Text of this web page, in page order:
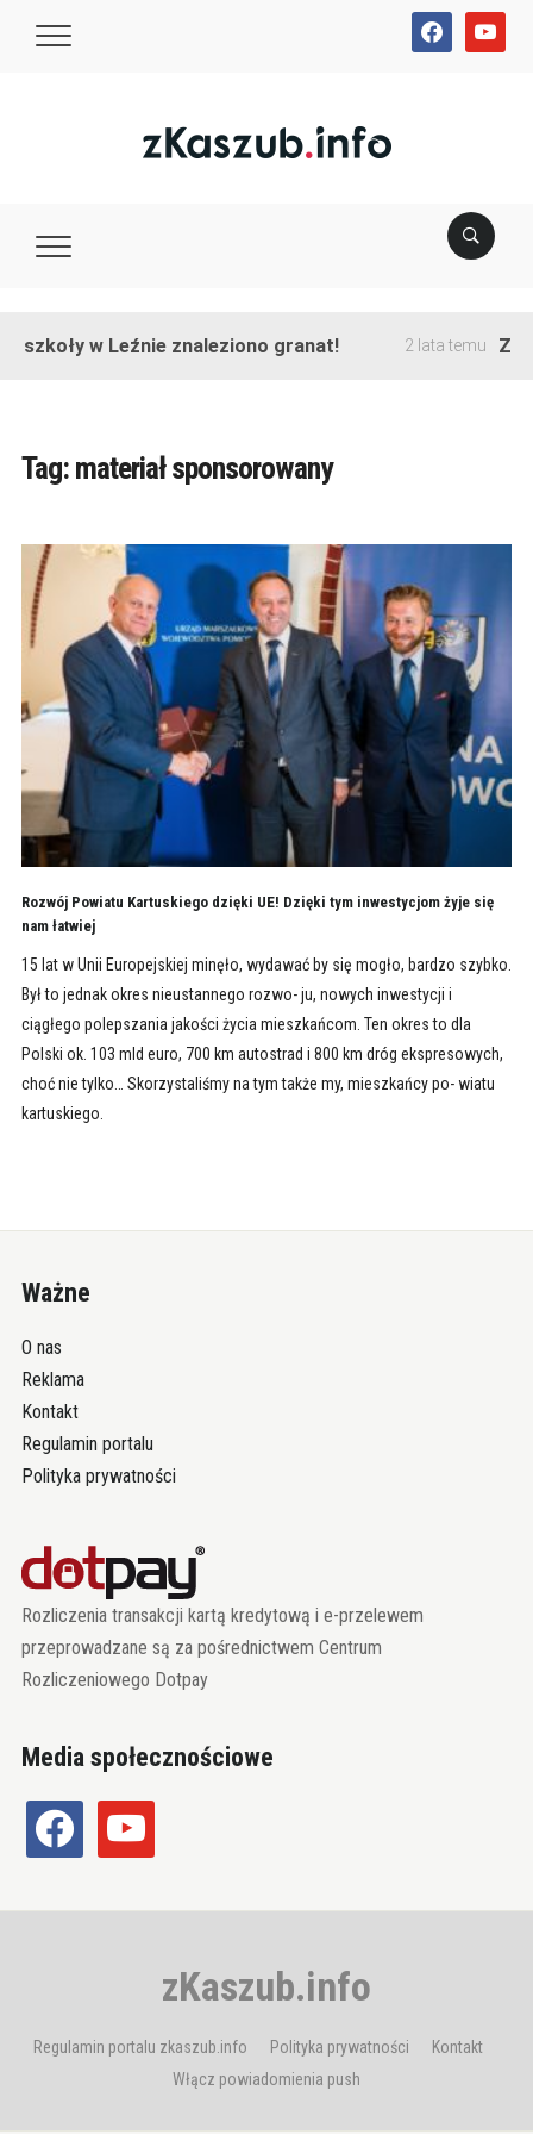
facebookyoutube
szkoły w Leźnie znaleziono granat! 2 lata temu
Tag: materiał sponsorowany
Rozwój Powiatu Kartuskiego dzięki UE! Dzięki tym inwestycjom żyje się
nam łatwiej
15 lat w Unii Europejskiej minęło, wydawać by się mogło, bardzo szybko.
Był to jednak okres nieustannego rozwo- ju, nowych inwestycji i
ciągłego polepszania jakości życia mieszkańcom. Ten okres to dla
Polski ok. 103 mld euro, 700 km autostrad i 800 km dróg ekspresowych,
choć nie tylko… Skorzystaliśmy na tym także my, mieszkańcy po- wiatu
kartuskiego.
Ważne
O nas
Reklama
Kontakt
Regulamin portalu
Polityka prywatności
Rozliczenia transakcji kartą kredytową i e-przelewem
przeprowadzane są za pośrednictwem Centrum
Rozliczeniowego Dotpay
Media społecznościowe
facebook youtube
zKaszub.info
Regulamin portalu zkaszub.info Polityka prywatności
Kontakt
Włącz powiadomienia push